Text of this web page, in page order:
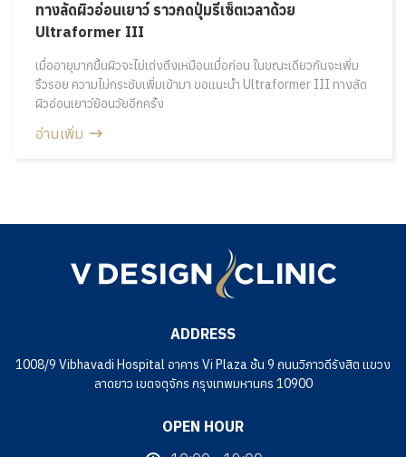
ทางลัดผิวอ่อนเยาว์ ราวกดปุ่มรีเซ็ตเวลาด้วย
Ultraformer III
เมื่ออายุมากขึ้นผิวจะไม่เต่งตึงเหมือนเมื่อก่อน ในขณะเดียวกันจะเพิ่ม
ริ้วรอย ความไม่กระชับเพิ่มเข้ามา ขอแนะนำ Ultraformer III ทางลัด
ผิวอ่อนเยาว์ย้อนวัยอีกครั้ง
อ่านเพิ่ม
ADDRESS
1008/9 Vibhavadi Hospital อาคาร Vi Plaza ชั้น 9 ถนนวิภาวดีรังสิต แขวง
ลาดยาว เขตจตุจักร กรุงเทพมหานคร 10900
OPEN HOUR